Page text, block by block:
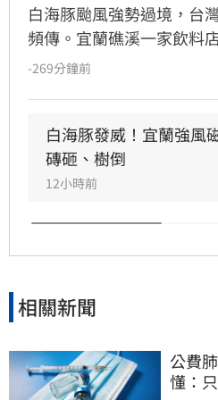
白海豚颱風強勢過境，台
頻傳。宜蘭礁溪一家飲料
璃門瞬間碎裂，店員飽受
浪花吞沒跌倒，驚險畫面
巡署對此嚴正呼籲，颱風
違者最高可處25萬元罰鍰。
-269分鐘前
白海豚發威！宜蘭強風
磚砸、樹倒
12小時前
相關新聞
公費
懂：